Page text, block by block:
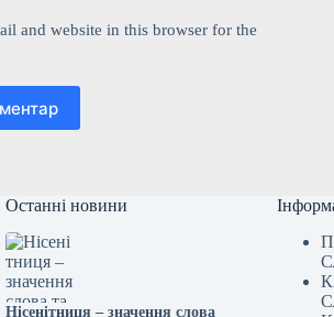
and website in this browser for the
Останні новини
Нісенітниця – значення слова